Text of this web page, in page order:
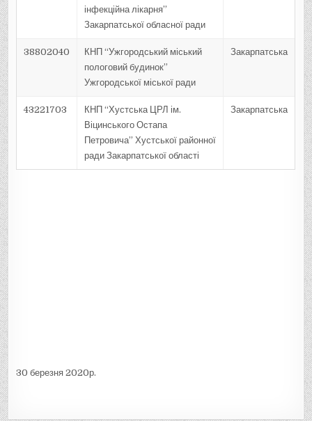
інфекційна лікарня”
Закарпатської обласної ради
38802040
КНП “Ужгородський міський
пологовий будинок”
Ужгородської міської ради
Закарпатська
43221703
КНП “Хустська ЦРЛ ім.
Віцинського Остапа
Петровича” Хустської районної
ради Закарпатської області
Закарпатська
30 березня 2020р.